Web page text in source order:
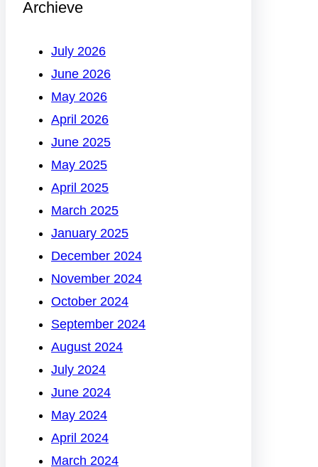
Archieve
July 2026
June 2026
May 2026
April 2026
June 2025
May 2025
April 2025
March 2025
January 2025
December 2024
November 2024
October 2024
September 2024
August 2024
July 2024
June 2024
May 2024
April 2024
March 2024